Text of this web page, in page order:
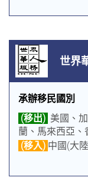
世界
承辦移民國別
(移出) 美國、
蘭、馬來西亞
律賓、葡萄牙
(移入) 中國(大